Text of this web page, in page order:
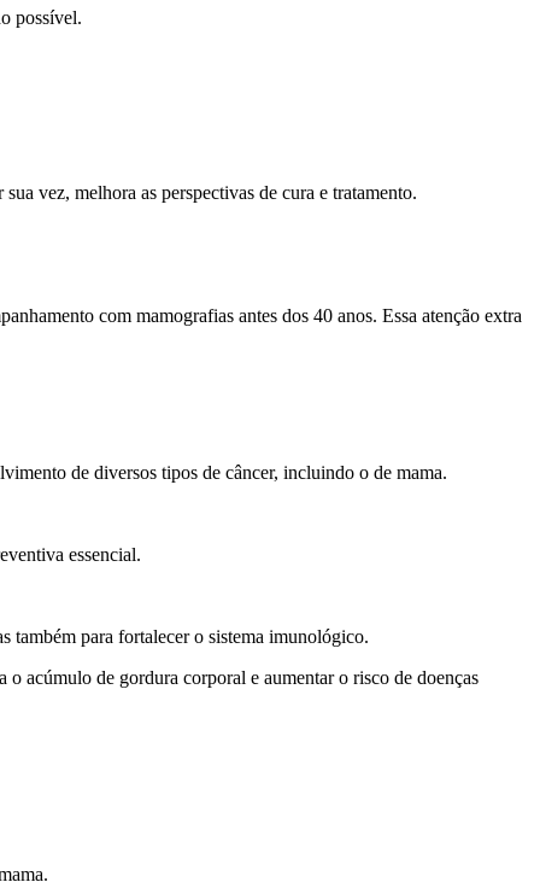
possível.
vez, melhora as perspectivas de cura e tratamento.
com mamografias antes dos 40 anos. Essa atenção extra
de diversos tipos de câncer, incluindo o de mama.
essencial.
também para fortalecer o sistema imunológico.
acúmulo de gordura corporal e aumentar o risco de doenças